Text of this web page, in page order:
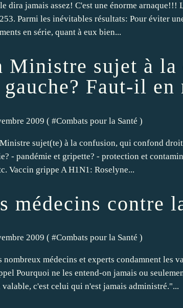
dira jamais assez! C'est une énorme
Parmi les inévitables résultats: Pour éviter
en série, quant à eux bien...
Ministre sujet à
gauche? Faut-il
2009 ( #Combats pour la Santé )
sujet(te) à la confusion, qui confond
- pandémie et gripette? - protection et
Vaccin grippe A H1N1: Roselyne...
médecins contre
2009 ( #Combats pour la Santé )
nombreux médecins et experts condamnent les
Pourquoi ne les entend-on jamais ou
c'est celui qui n'est jamais administré."...